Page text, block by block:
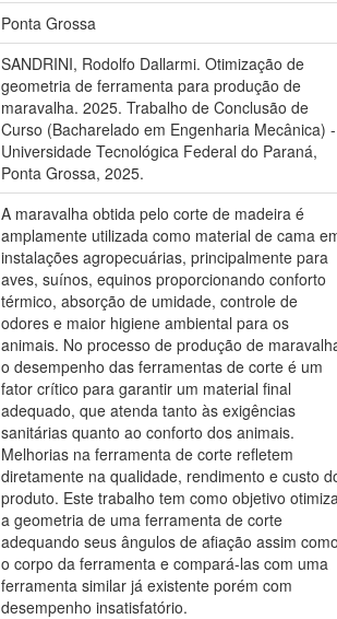
Ponta Grossa
SANDRINI, Rodolfo Dallarmi. Otimização de
geometria de ferramenta para produção de
maravalha. 2025. Trabalho de Conclusão de
Curso (Bacharelado em Engenharia Mecânica) -
Universidade Tecnológica Federal do Paraná,
Ponta Grossa, 2025.
A maravalha obtida pelo corte de madeira é
amplamente utilizada como material de cama
instalações agropecuárias, principalmente para
aves, suínos, equinos proporcionando conforto
térmico, absorção de umidade, controle de
odores e maior higiene ambiental para os
animais. No processo de produção de
o desempenho das ferramentas de corte é um
fator crítico para garantir um material final
adequado, que atenda tanto às exigências
sanitárias quanto ao conforto dos animais.
Melhorias na ferramenta de corte refletem
diretamente na qualidade, rendimento e custo
produto. Este trabalho tem como objetivo
a geometria de uma ferramenta de corte
adequando seus ângulos de afiação assim
o corpo da ferramenta e compará-las com uma
ferramenta similar já existente porém com
desempenho insatisfatório.